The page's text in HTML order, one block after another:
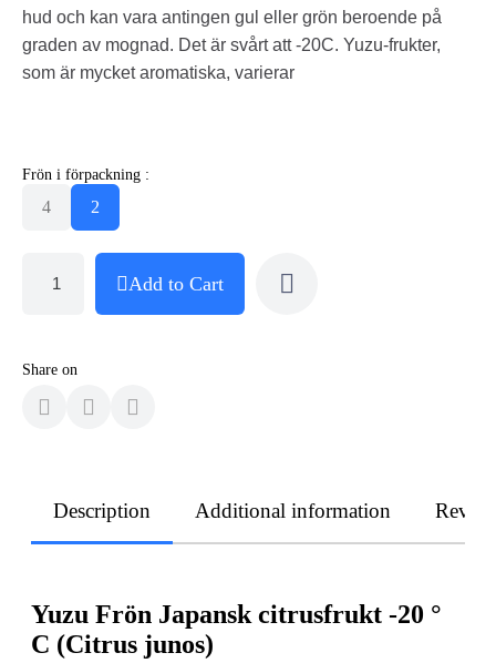
hud och kan vara antingen gul eller grön beroende på
graden av mognad. Det är svårt att -20C. Yuzu-frukter,
som är mycket aromatiska, varierar
Frön i förpackning :
4 2
Add to Cart
Share on
Description Additional information
Yuzu Frön Japansk citrusfrukt -20 °
C (Citrus junos)